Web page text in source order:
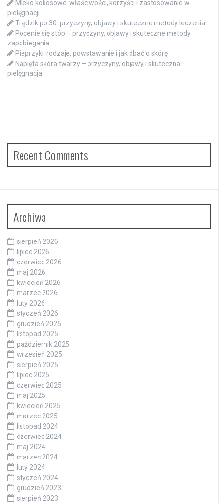
Mleko kokosowe: właściwości, korzyści i zastosowanie w
pielęgnacji
Trądzik po 30: przyczyny, objawy i skuteczne metody leczenia
Pocenie się stóp – przyczyny, objawy i skuteczne metody
zapobiegania
Pieprzyki: rodzaje, powstawanie i jak dbać o skórę
Napięta skóra twarzy – przyczyny, objawy i skuteczna
pielęgnacja
Recent Comments
Archiwa
sierpień 2026
lipiec 2026
czerwiec 2026
maj 2026
kwiecień 2026
marzec 2026
luty 2026
styczeń 2026
grudzień 2025
listopad 2025
październik 2025
wrzesień 2025
sierpień 2025
lipiec 2025
czerwiec 2025
maj 2025
kwiecień 2025
marzec 2025
listopad 2024
czerwiec 2024
maj 2024
marzec 2024
luty 2024
styczeń 2024
grudzień 2023
sierpień 2023